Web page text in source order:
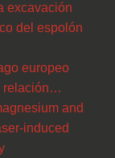
excavación
del espolón
europeo
relación…
and
induced